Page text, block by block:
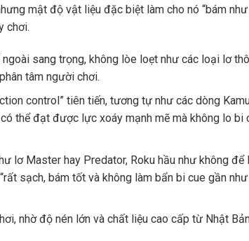
mật độ vật liệu đặc biệt làm cho nó “bám như
chơi.
sang trọng, không lòe loẹt như các loại lơ
tâm người chơi.
control” tiên tiến, tương tự như các dòng
thể đạt được lực xoáy mạnh mẽ mà không lo bi
lơ Master hay Predator, Roku hầu như không để
sạch, bám tốt và không làm bẩn bi cue gần
nhờ độ nén lớn và chất liệu cao cấp từ Nhật